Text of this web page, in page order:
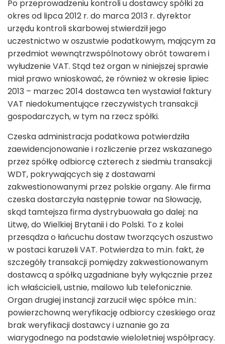
Po przeprowadzeniu kontroli u dostawcy spółki za
okres od lipca 2012 r. do marca 2013 r. dyrektor
urzędu kontroli skarbowej stwierdził jego
uczestnictwo w oszustwie podatkowym, mającym za
przedmiot wewnątrzwspólnotowy obrót towarem i
wyłudzenie VAT. Stąd też organ w niniejszej sprawie
miał prawo wnioskować, że również w okresie lipiec
2013 – marzec 2014 dostawca ten wystawiał faktury
VAT niedokumentujące rzeczywistych transakcji
gospodarczych, w tym na rzecz spółki.
Czeska administracja podatkowa potwierdziła
zaewidencjonowanie i rozliczenie przez wskazanego
przez spółkę odbiorcę czterech z siedmiu transakcji
WDT, pokrywających się z dostawami
zakwestionowanymi przez polskie organy. Ale firma
czeska dostarczyła następnie towar na Słowację,
skąd tamtejsza firma dystrybuowała go dalej: na
Litwę, do Wielkiej Brytanii i do Polski. To z kolei
przesądza o łańcuchu dostaw tworzących oszustwo
w postaci karuzeli VAT. Potwierdza to m.in. fakt, że
szczegóły transakcji pomiędzy zakwestionowanym
dostawcą a spółką uzgadniane były wyłącznie przez
ich właścicieli, ustnie, mailowo lub telefonicznie.
Organ drugiej instancji zarzucił więc spółce m.in.:
powierzchowną weryfikację odbiorcy czeskiego oraz
brak weryfikacji dostawcy i uznanie go za
wiarygodnego na podstawie wieloletniej współpracy.